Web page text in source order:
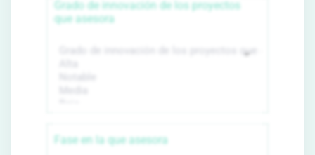
Grado de innovación de los proyectos
que asesora
Fase en la que asesora